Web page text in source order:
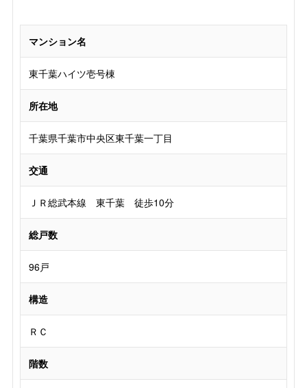
マンション名
東千葉ハイツ壱号棟
所在地
千葉県千葉市中央区東千葉一丁目
交通
ＪＲ総武本線 東千葉 徒歩10分
総戸数
96戸
構造
ＲＣ
階数